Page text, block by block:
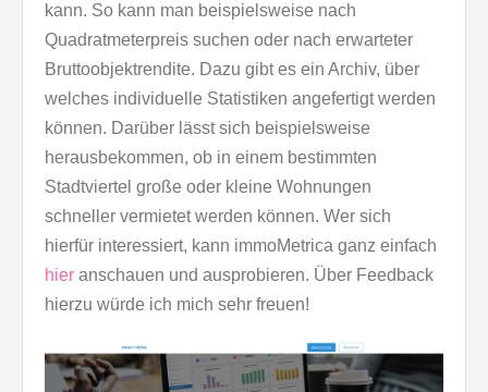
kann. So kann man beispielsweise nach
Quadratmeterpreis suchen oder nach erwarteter
Bruttoobjektrendite. Dazu gibt es ein Archiv, über
welches individuelle Statistiken angefertigt werden
können. Darüber lässt sich beispielsweise
herausbekommen, ob in einem bestimmten
Stadtviertel große oder kleine Wohnungen
schneller vermietet werden können. Wer sich
hierfür interessiert, kann immoMetrica ganz einfach
hier anschauen und ausprobieren. Über Feedback
hierzu würde ich mich sehr freuen!